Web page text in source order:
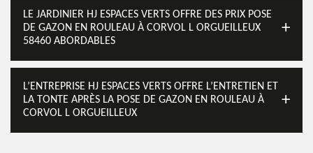
LE JARDINIER HJ ESPACES VERTS OFFRE DES PRIX POSE
DE GAZON EN ROULEAU À CORVOL L ORGUEILLEUX
58460 ABORDABLES
L’ENTREPRISE HJ ESPACES VERTS OFFRE L’ENTRETIEN ET
LA TONTE APRÈS LA POSE DE GAZON EN ROULEAU À
CORVOL L ORGUEILLEUX